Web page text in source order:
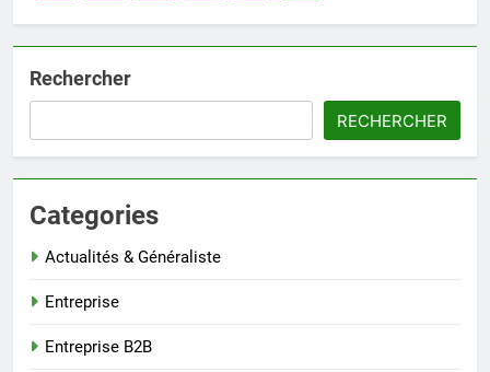
Rechercher
RECHERCHER
Categories
Actualités & Généraliste
Entreprise
Entreprise B2B